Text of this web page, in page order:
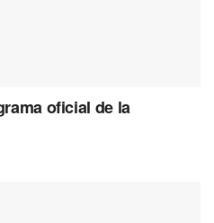
oficial de la